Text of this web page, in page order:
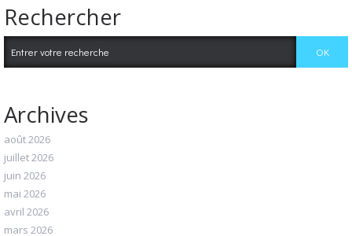
Rechercher
Archives
août 2026
juillet 2026
juin 2026
mai 2026
avril 2026
mars 2026